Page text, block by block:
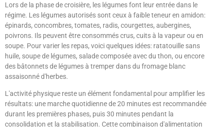
Lors de la phase de croisière, les légumes font leur entrée dans le
régime. Les légumes autorisés sont ceux à faible teneur en amidon:
épinards, concombres, tomates, radis, courgettes, aubergines,
poivrons. Ils peuvent être consommés crus, cuits à la vapeur ou en
soupe. Pour varier les repas, voici quelques idées: ratatouille sans
huile, soupe de légumes, salade composée avec du thon, ou encore
des bâtonnets de légumes à tremper dans du fromage blanc
assaisonné d'herbes.
L'activité physique reste un élément fondamental pour amplifier les
résultats: une marche quotidienne de 20 minutes est recommandée
durant les premières phases, puis 30 minutes pendant la
consolidation et la stabilisation. Cette combinaison d'alimentation